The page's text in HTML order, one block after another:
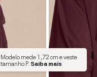
Modelo mede1,72 cme veste
tamanhoP. Saiba mais